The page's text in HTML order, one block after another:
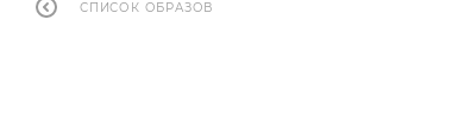
СПИСОК ОБРАЗОВ